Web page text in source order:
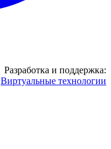
Разработка и поддержка:
Виртуальные технологии